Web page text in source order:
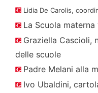
Lidia De Carolis,
La Scuola materna
Graziella Cascioli,
delle scuole
Padre Melani alla
Ivo Ubaldini,